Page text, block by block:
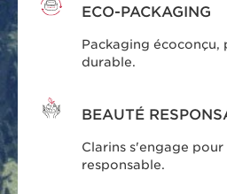
ECO-PACKAGING
Packaging
durable.
BEAUTÉ
Clarins s'engage pour
responsable.